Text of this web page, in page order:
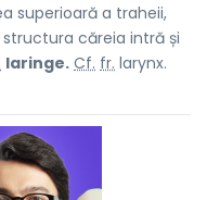
superioară a traheii,
căreia intră și
laringe. Cf. fr. larynx.